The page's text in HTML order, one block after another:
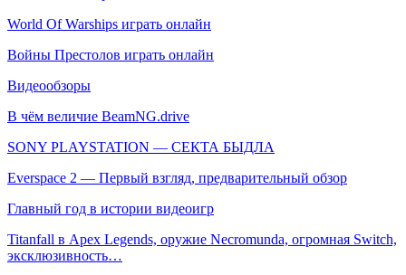
World Of Warships играть онлайн
Войны Престолов играть онлайн
Видеообзоры
В чём величие BeamNG.drive
SONY PLAYSTATION — СЕКТА БЫДЛА
Everspace 2 — Первый взгляд, предварительный обзор
Главный год в истории видеоигр
Titanfall в Apex Legends, оружие Necromunda, огромная Switch,
эксклюзивность…